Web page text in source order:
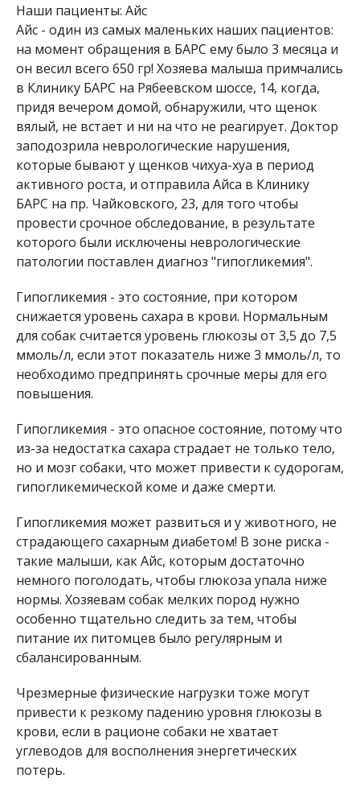
Наши пациенты: Айс
Айс - один из самых маленьких наших пациентов:
на момент обращения в БАРС ему было 3 месяца и
он весил всего 650 гр! Хозяева малыша примчались
в Клинику БАРС на Рябеевском шоссе, 14, когда,
придя вечером домой, обнаружили, что щенок
вялый, не встает и ни на что не реагирует. Доктор
заподозрила неврологические нарушения,
которые бывают у щенков чихуа-хуа в период
активного роста, и отправила Айса в Клинику
БАРС на пр. Чайковского, 23, для того чтобы
провести срочное обследование, в результате
которого были исключены неврологические
патологии поставлен диагноз "гипогликемия".
Гипогликемия - это состояние, при котором
снижается уровень сахара в крови. Нормальным
для собак считается уровень глюкозы от 3,5 до 7,5
ммоль/л, если этот показатель ниже 3 ммоль/л, то
необходимо предпринять срочные меры для его
повышения.
Гипогликемия - это опасное состояние, потому что
из-за недостатка сахара страдает не только тело,
но и мозг собаки, что может привести к судорогам,
гипогликемической коме и даже смерти.
Гипогликемия может развиться и у животного, не
страдающего сахарным диабетом! В зоне риска -
такие малыши, как Айс, которым достаточно
немного поголодать, чтобы глюкоза упала ниже
нормы. Хозяевам собак мелких пород нужно
особенно тщательно следить за тем, чтобы
питание их питомцев было регулярным и
сбалансированным.
Чрезмерные физические нагрузки тоже могут
привести к резкому падению уровня глюкозы в
крови, если в рационе собаки не хватает
углеводов для восполнения энергетических
потерь.